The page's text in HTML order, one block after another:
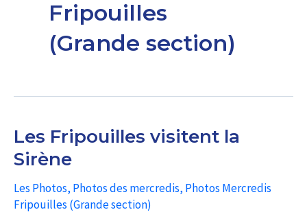
Fripouilles
(Grande section)
Les Fripouilles visitent la
Sirène
Les Photos, Photos des mercredis, Photos Mercredis
Fripouilles (Grande section)